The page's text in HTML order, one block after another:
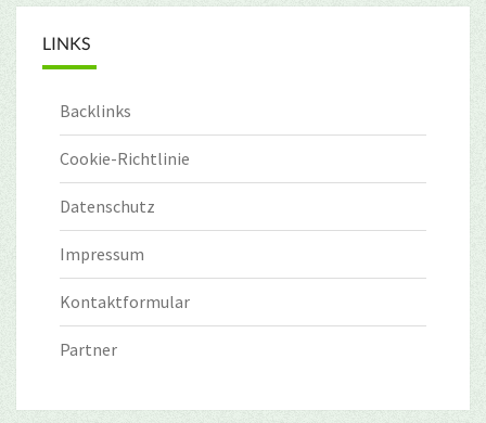
LINKS
Backlinks
Cookie-Richtlinie
Datenschutz
Impressum
Kontaktformular
Partner